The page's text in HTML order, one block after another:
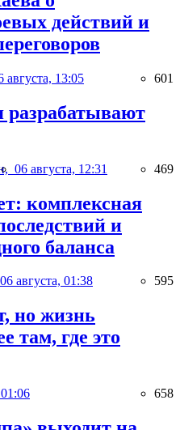
действий и
августа, 13:05 601
06 августа, 12:31 469
комплексная
и
баланса
06 августа, 01:38 595
но жизнь
там, где это
658